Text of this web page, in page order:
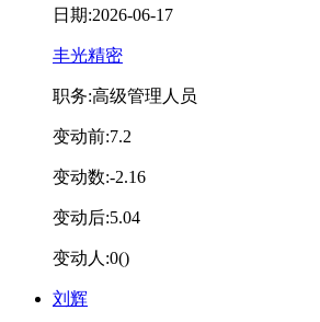
日期:2026-06-17
丰光精密
职务:高级管理人员
变动前:7.2
变动数:-2.16
变动后:5.04
变动人:0()
刘辉